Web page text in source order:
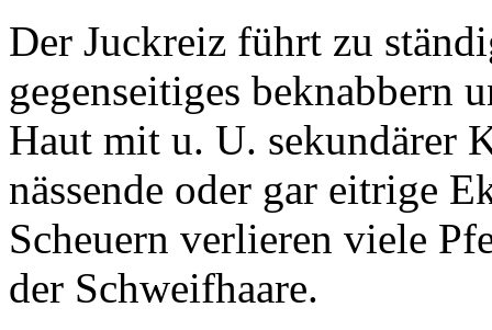
Der Juckreiz führt zu
gegenseitiges beknabbern
Haut mit u. U. sekundärer
nässende oder gar eitrige
Scheuern verlieren viele
der Schweifhaare.